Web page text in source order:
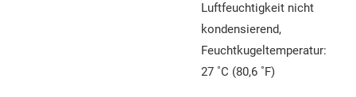
Luftfeuchtigkeit nicht
kondensierend,
Feuchtkugeltemperatur:
27 ˚C (80,6 ˚F)